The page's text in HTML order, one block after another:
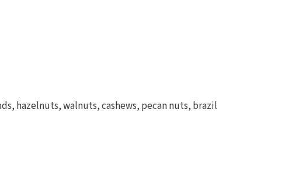
hazelnuts, walnuts, cashews, pecan nuts, brazil